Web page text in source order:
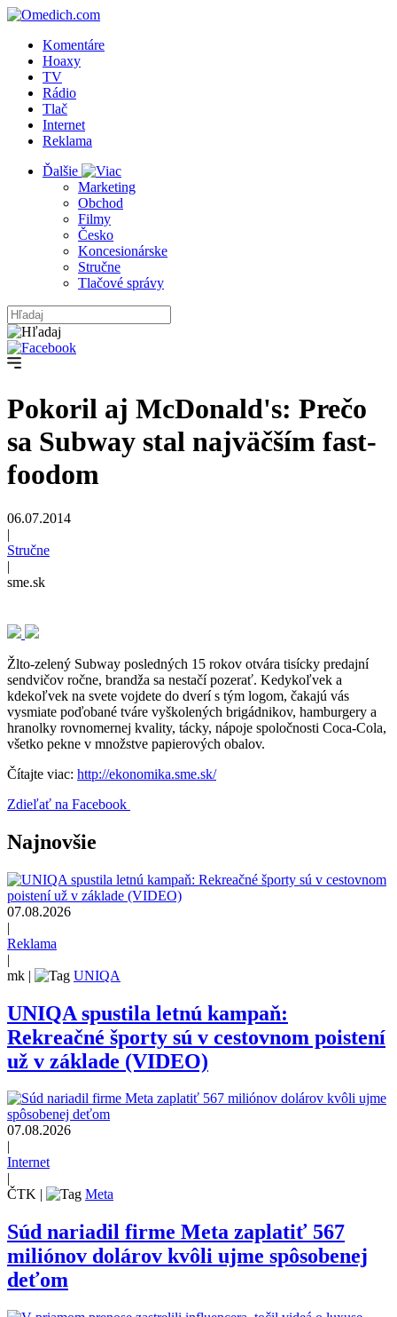
Komentáre
Hoaxy
TV
Rádio
Tlač
Internet
Reklama
Ďalšie
Marketing
Obchod
Filmy
Česko
Koncesionárske
Stručne
Tlačové správy
Pokoril aj McDonald's: Prečo
sa Subway stal najväčším fast-
foodom
06.07.2014
|
Stručne
|
sme.sk
Žlto-zelený Subway posledných 15 rokov otvára tisícky predajní
sendvičov ročne, brandža sa nestačí pozerať. Kedykoľvek a
kdekoľvek na svete vojdete do dverí s tým logom, čakajú vás
vysmiate poďobané tváre vyškolených brigádnikov, hamburgery a
hranolky rovnomernej kvality, tácky, nápoje spoločnosti Coca-Cola,
všetko pekne v množstve papierových obalov.
Čítajte viac: http://ekonomika.sme.sk/
Zdieľať na Facebook
Najnovšie
07.08.2026
|
Reklama
|
mk | UNIQA
UNIQA spustila letnú kampaň:
Rekreačné športy sú v cestovnom poistení
už v základe (VIDEO)
07.08.2026
|
Internet
|
ČTK | Meta
Súd nariadil firme Meta zaplatiť 567
miliónov dolárov kvôli ujme spôsobenej
deťom